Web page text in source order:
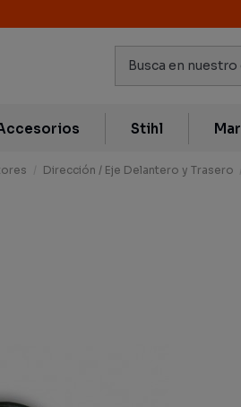
Stihl
Dirección / Eje Delantero y Trasero